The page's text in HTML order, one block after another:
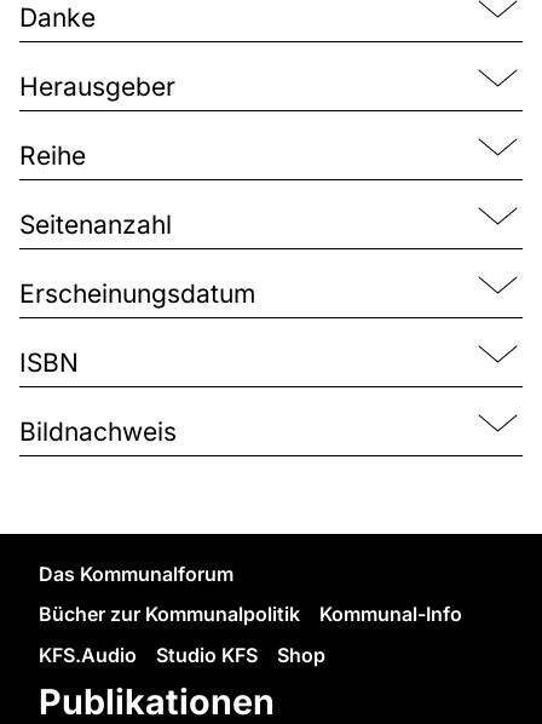
Danke
Herausgeber
Reihe
Seitenanzahl
Erscheinungsdatum
ISBN
Bildnachweis
Das Kommunalforum
Bücher zur Kommunalpolitik
Kommunal-Info
KFS.Audio
Studio KFS Shop
Publikationen